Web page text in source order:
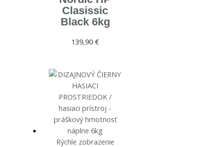
Clasissic
Black 6kg
139,90 €
Rýchle zobrazenie